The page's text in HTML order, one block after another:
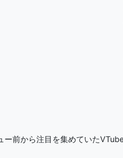
ー前から注目を集めていた